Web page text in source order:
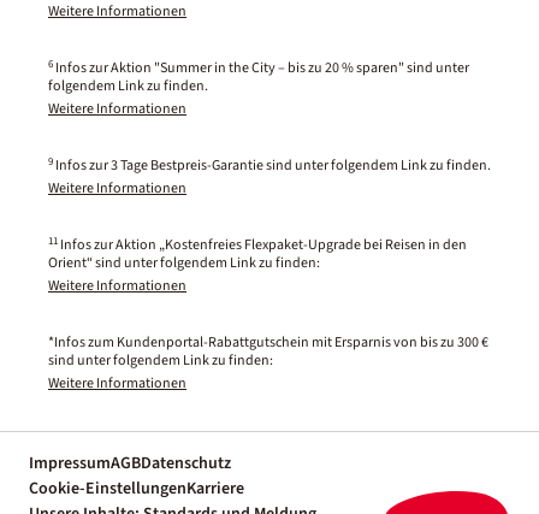
Weitere Informationen
6 Infos zur Aktion "Summer in the City – bis zu 20 % sparen" sind unter
folgendem Link zu finden.
Weitere Informationen
9 Infos zur 3 Tage Bestpreis-Garantie sind unter folgendem Link zu finden.
Weitere Informationen
11 Infos zur Aktion „Kostenfreies Flexpaket-Upgrade bei Reisen in den
Orient“ sind unter folgendem Link zu finden:
Weitere Informationen
*Infos zum Kundenportal-Rabattgutschein mit Ersparnis von bis zu 300 €
sind unter folgendem Link zu finden:
Weitere Informationen
ImpressumAGBDatenschutz
Cookie-EinstellungenKarriere